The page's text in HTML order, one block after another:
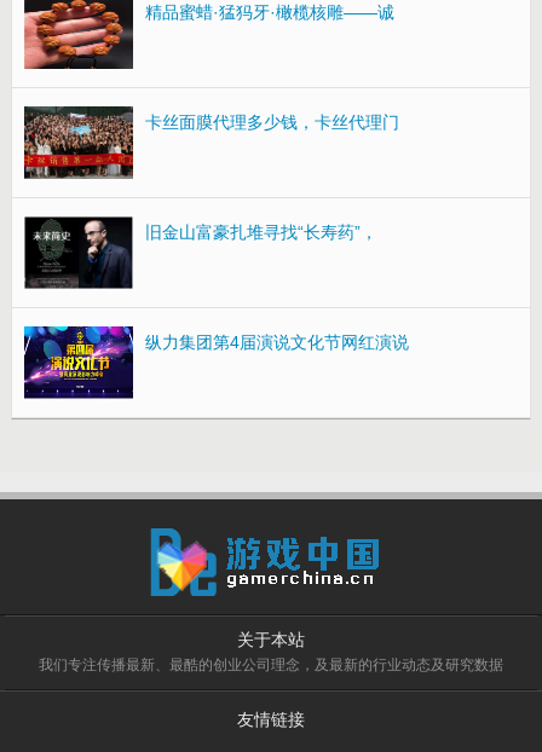
精品蜜蜡·猛犸牙·橄榄核雕——诚
卡丝面膜代理多少钱，卡丝代理门
旧金山富豪扎堆寻找“长寿药”，
纵力集团第4届演说文化节网红演说
关于本站
我们专注传播最新、最酷的创业公司理念，及最新的行业动态及研究数据
友情链接